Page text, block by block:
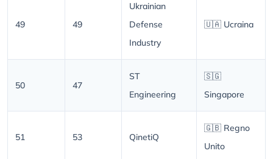
49 49
Ukrainian
Defense
Industry
🇺🇦 Ucraina
50 47
ST
Engineering
🇸🇬
Singapore
51 53 QinetiQ
🇬🇧 Regno
Unito